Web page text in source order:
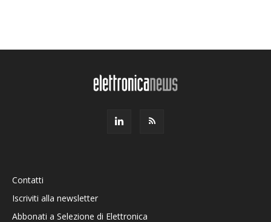
Contatti
Iscriviti alla newsletter
Abbonati a Selezione di Elettronica